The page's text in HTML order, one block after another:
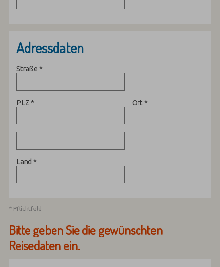
Adressdaten
Straße*
PLZ* Ort *
Land*
* Pflichtfeld
Bitte geben Sie die gewünschten
Reisedaten ein.